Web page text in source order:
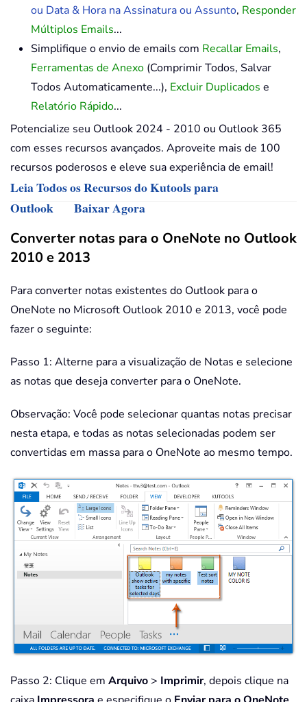
ou Data & Hora na Assinatura ou Assunto, Responder
Múltiplos Emails...
Simplifique o envio de emails com Recallar Emails,
Ferramentas de Anexo (Comprimir Todos, Salvar
Todos Automaticamente...), Excluir Duplicados e
Relatório Rápido...
Potencialize seu Outlook 2024 - 2010 ou Outlook 365
com esses recursos avançados. Aproveite mais de 100
recursos poderosos e eleve sua experiência de email!
Leia Todos os Recursos do Kutools para
Outlook
Baixar Agora
Converter notas para o OneNote no Outlook
2010 e 2013
Para converter notas existentes do Outlook para o
OneNote no Microsoft Outlook 2010 e 2013, você pode
fazer o seguinte:
Passo 1: Alterne para a visualização de Notas e selecione
as notas que deseja converter para o OneNote.
Observação: Você pode selecionar quantas notas precisar
nesta etapa, e todas as notas selecionadas podem ser
convertidas em massa para o OneNote ao mesmo tempo.
Passo 2: Clique em Arquivo > Imprimir, depois clique na